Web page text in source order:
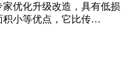
优化升级改造，具有低损
积小等优点，它比传…